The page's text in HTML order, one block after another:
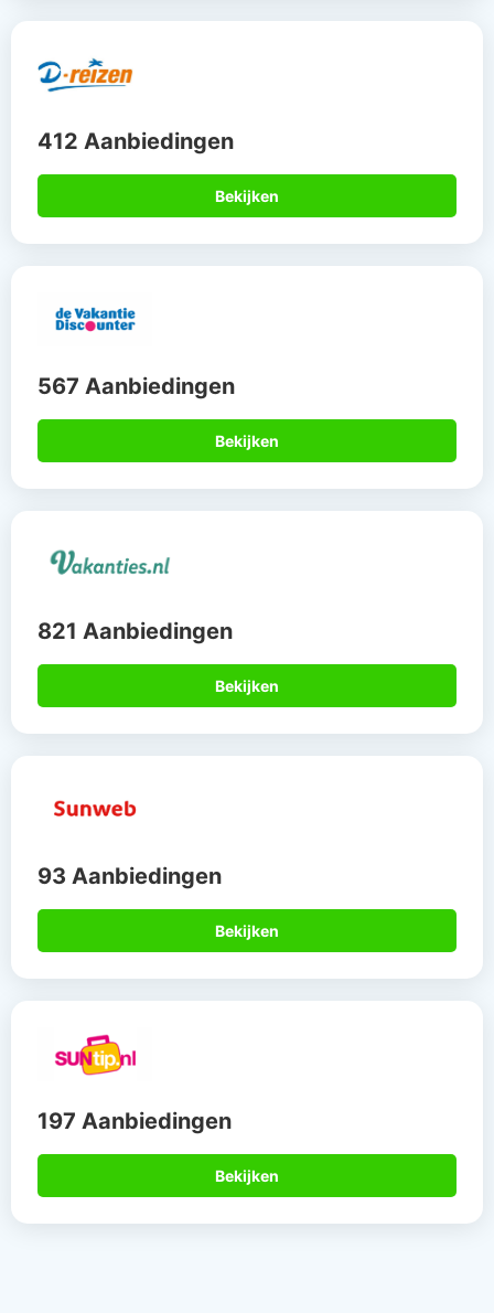
412 Aanbiedingen
Bekijken
567 Aanbiedingen
Bekijken
821 Aanbiedingen
Bekijken
93 Aanbiedingen
Bekijken
197 Aanbiedingen
Bekijken